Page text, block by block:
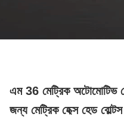
এম 36 মেট্রিক অটোমোটিভ
জন্য মেট্রিক হেক্স হেড